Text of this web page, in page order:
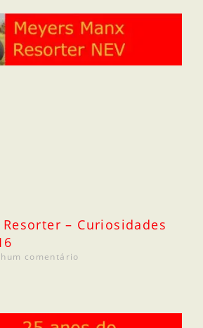
– Curiosidades
comentário